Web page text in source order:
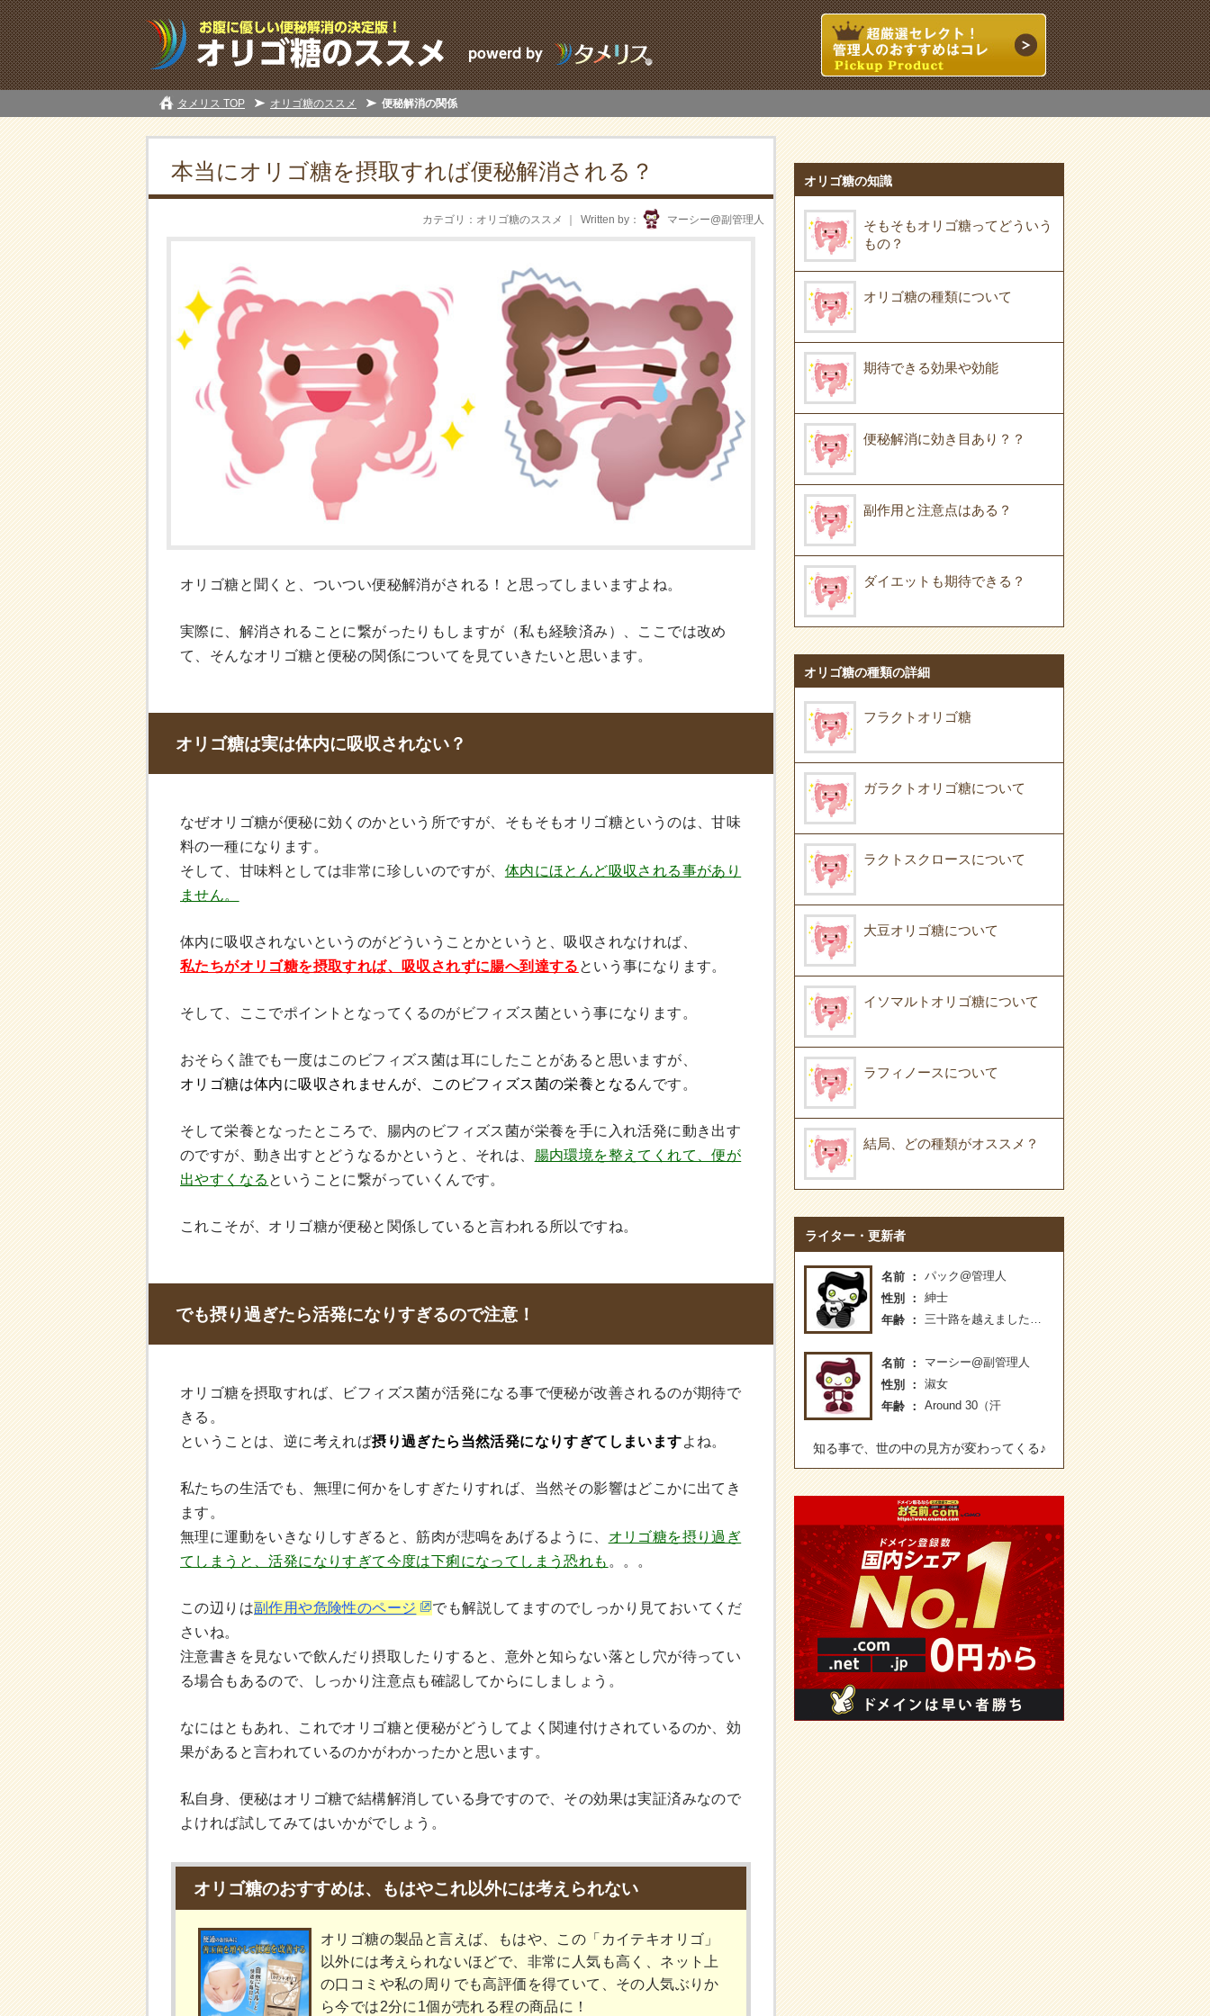
タメリス TOP オリゴ糖のススメ 便秘解消の関係
本当にオリゴ糖を摂取すれば便秘解消される？
Written by マーシー@副管理人
カテゴリ オリゴ糖のススメ
オリゴ糖と聞くと、ついつい便秘解消がされる！と思ってしまいますよね。
実際に、解消されることに繋がったりもしますが（私も経験済み）、ここでは改め
て、そんなオリゴ糖と便秘の関係についてを見ていきたいと思います。
オリゴ糖は実は体内に吸収されない？
なぜオリゴ糖が便秘に効くのかという所ですが、そもそもオリゴ糖というのは、甘味
料の一種になります。
そして、甘味料としては非常に珍しいのですが、 体内にほとんど吸収される事があり
ません。
体内に吸収されないというのがどういうことかというと、吸収されなければ、
私たちがオリゴ糖を摂取すれば、吸収されずに腸へ到達する という事になります。
そして、ここでポイントとなってくるのがビフィズス菌という事になります。
おそらく誰でも一度はこのビフィズス菌は耳にしたことがあると思いますが、
オリゴ糖は体内に吸収されませんが、このビフィズス菌の栄養となる んです。
そして栄養となったところで、腸内のビフィズス菌が栄養を手に入れ活発に動き出す
のですが、動き出すとどうなるかというと、それは、 腸内環境を整えてくれて、便が
出やすくなる ということに繋がっていくんです。
これこそが、オリゴ糖が便秘と関係していると言われる所以ですね。
でも摂り過ぎたら活発になりすぎるので注意！
オリゴ糖を摂取すれば、ビフィズス菌が活発になる事で便秘が改善されるのが期待で
きる。
ということは、逆に考えれば摂り過ぎたら当然活発になりすぎてしまいますよね。
私たちの生活でも、無理に何かをしすぎたりすれば、当然その影響はどこかに出てき
ます。
無理に運動をいきなりしすぎると、筋肉が悲鳴をあげるように、 オリゴ糖を摂り過ぎ
てしまうと、活発になりすぎて今度は下痢になってしまう恐れも 。。。
この辺りは副作用や危険性のページ
でも解説してますのでしっかり見ておいてくだ
さいね。
注意書きを見ないで飲んだり摂取したりすると、意外と知らない落とし穴が待ってい
る場合もあるので、しっかり注意点も確認してからにしましょう。
なにはともあれ、これでオリゴ糖と便秘がどうしてよく関連付けされているのか、効
果があると言われているのかがわかったかと思います。
私自身、便秘はオリゴ糖で結構解消している身ですので、その効果は実証済みなので
よければ試してみてはいかがでしょう。
オリゴ糖のおすすめは、もはやこれ以外には考えられない
オリゴ糖の製品と言えば、もはや、この「カイテキオリゴ」
以外には考えられないほどで、非常に人気も高く、ネット上
の口コミや私の周りでも高評価を得ていて、その人気ぶりか
ら今では2分に1個が売れる程の商品に！
オリゴ糖の知識
そもそもオリゴ糖ってどういう
もの？
オリゴ糖の種類について
期待できる効果や効能
便秘解消に効き目あり？？
副作用と注意点はある？
ダイエットも期待できる？
オリゴ糖の種類の詳細
フラクトオリゴ糖
ガラクトオリゴ糖について
ラクトスクロースについて
大豆オリゴ糖について
イソマルトオリゴ糖について
ラフィノースについて
結局、どの種類がオススメ？
ライター・更新者
名前
パック@管理人
性別
紳士
年齢
三十路を越えました…
名前
マーシー@副管理人
性別
淑女
年齢
Around 30（汗
知る事で、世の中の見方が変わってくる♪